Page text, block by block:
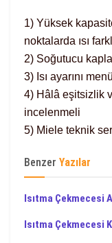
1) Yüksek
noktalarda ısı
2) Soğutucu
3) Isı ayarını
4) Hâlâ eşitsizlik
incelenmeli
5) Miele teknik
Benzer Yazılar
Isıtma Çekmecesi
Isıtma Çekmecesi